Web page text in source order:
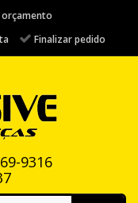
Finalizar pedido
9316